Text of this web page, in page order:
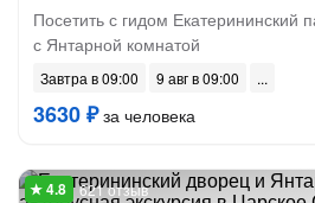
Посетить с гидом Екатерининский
с Янтарной комнатой
Завтра в 09:00 9 авг в 09:00
3630 ₽за человека
621 отзыв